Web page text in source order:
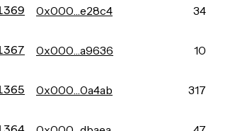
0x000…e28c4 34
0x000…a9636 10
0x000…0a4ab 317